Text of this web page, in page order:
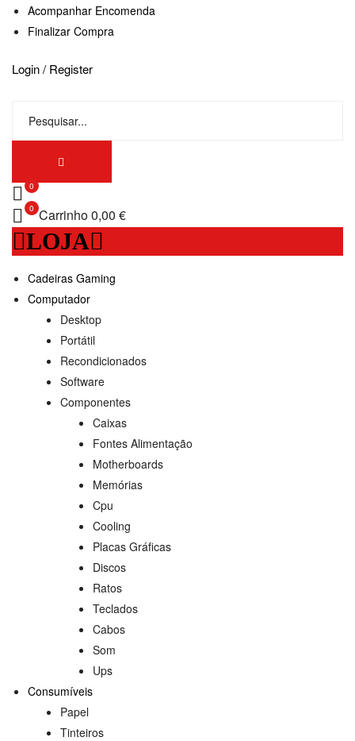
Acompanhar Encomenda
Finalizar Compra
Login / Register
0
0 Carrinho0,00 €
LOJA
Cadeiras Gaming
Computador
Desktop
Portátil
Recondicionados
Software
Componentes
Caixas
Fontes Alimentação
Motherboards
Memórias
Cpu
Cooling
Placas Gráficas
Discos
Ratos
Teclados
Cabos
Som
Ups
Consumíveis
Papel
Tinteiros